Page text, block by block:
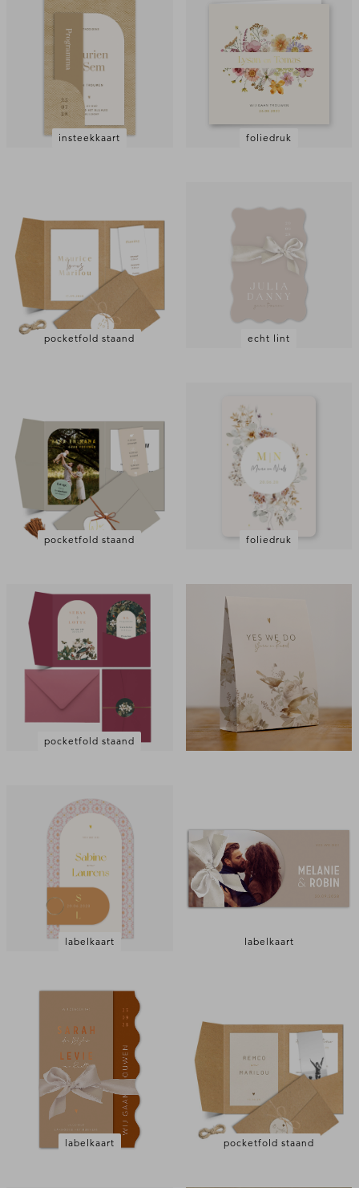
insteekkaart foliedruk
pocketfold staand echt lint
pocketfold staand foliedruk
pocketfold staand
labelkaart labelkaart
labelkaart pocketfold staand